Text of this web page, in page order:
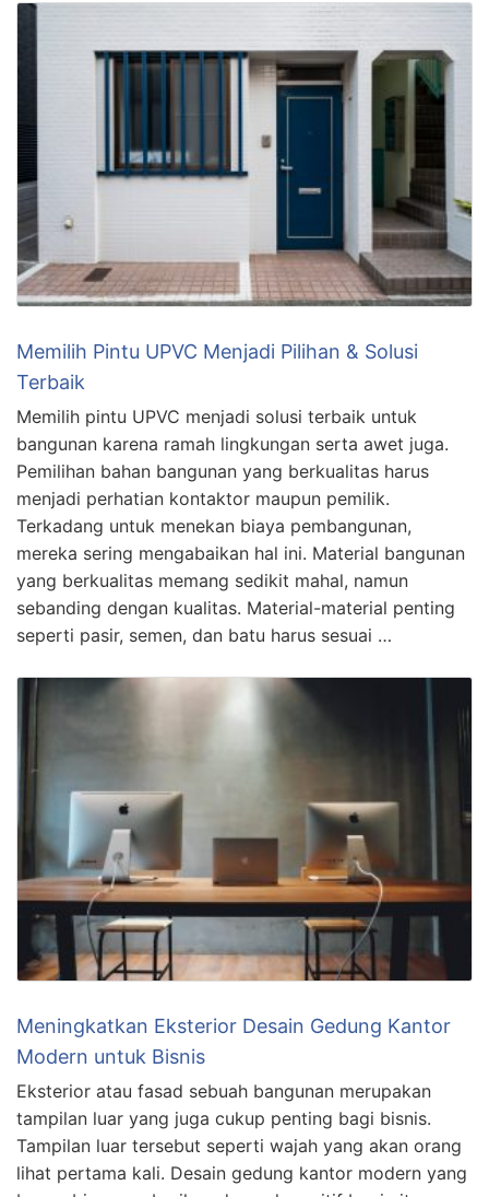
Memilih Pintu UPVC Menjadi Pilihan & Solusi
Terbaik
Memilih pintu UPVC menjadi solusi terbaik untuk
bangunan karena ramah lingkungan serta awet juga.
Pemilihan bahan bangunan yang berkualitas harus
menjadi perhatian kontaktor maupun pemilik.
Terkadang untuk menekan biaya pembangunan,
mereka sering mengabaikan hal ini. Material bangunan
yang berkualitas memang sedikit mahal, namun
sebanding dengan kualitas. Material-material penting
seperti pasir, semen, dan batu harus sesuai …
Meningkatkan Eksterior Desain Gedung Kantor
Modern untuk Bisnis
Eksterior atau fasad sebuah bangunan merupakan
tampilan luar yang juga cukup penting bagi bisnis.
Tampilan luar tersebut seperti wajah yang akan orang
lihat pertama kali. Desain gedung kantor modern yang